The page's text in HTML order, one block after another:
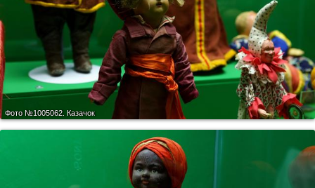
Фото №1005062. Казачок